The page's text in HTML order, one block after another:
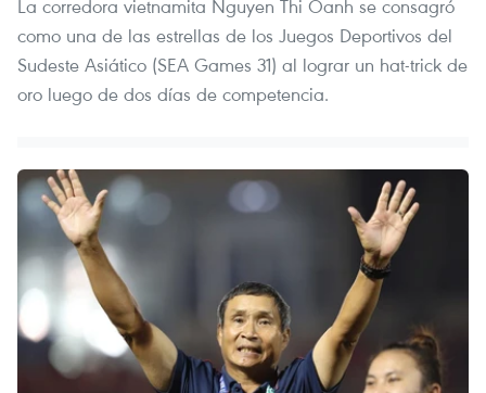
La corredora vietnamita Nguyen Thi Oanh se consagró
como una de las estrellas de los Juegos Deportivos del
Sudeste Asiático (SEA Games 31) al lograr un hat-trick de
oro luego de dos días de competencia.